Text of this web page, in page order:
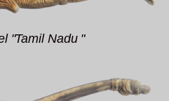
"Tamil Nadu "